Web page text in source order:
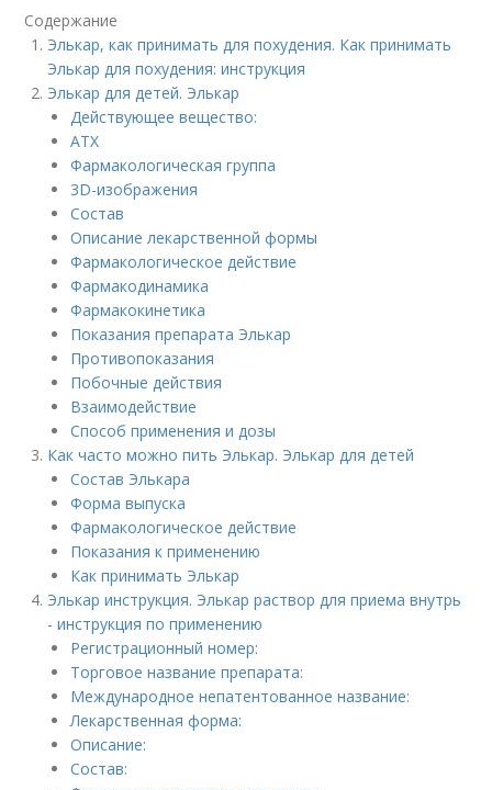
Содержание
Элькар, как принимать для похудения. Как принимать
Элькар для похудения: инструкция
Элькар для детей. Элькар
Действующее вещество:
АТХ
Фармакологическая группа
3D-изображения
Состав
Описание лекарственной формы
Фармакологическое действие
Фармакодинамика
Фармакокинетика
Показания препарата Элькар
Противопоказания
Побочные действия
Взаимодействие
Способ применения и дозы
Как часто можно пить Элькар. Элькар для детей
Состав Элькара
Форма выпуска
Фармакологическое действие
Показания к применению
Как принимать Элькар
Элькар инструкция. Элькар раствор для приема внутрь
- инструкция по применению
Регистрационный номер:
Торговое название препарата:
Международное непатентованное название:
Лекарственная форма:
Описание:
Состав: